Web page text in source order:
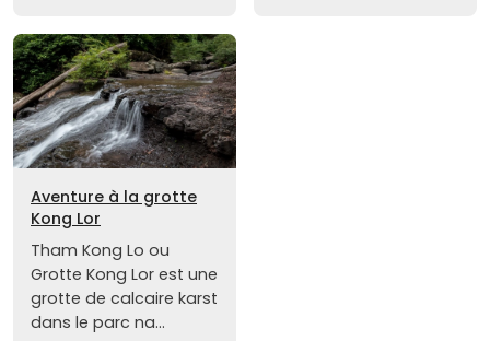
Aventure à la grotte
Kong Lor
Tham Kong Lo ou
Grotte Kong Lor est une
grotte de calcaire karst
dans le parc na...